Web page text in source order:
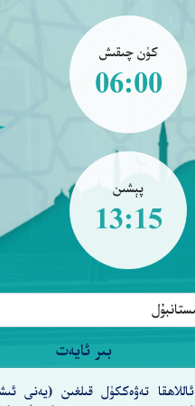
كۈن چىقىش
06:00
پېشىن
13:15
بىر ئايەت
ئاللاھقا تەۋەككۈل قىلغىن (يەنى